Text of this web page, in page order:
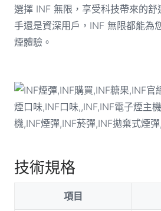
選擇 INF 無限，享受科技帶來的
手還是資深用戶，INF 無限都能為
煙體驗。
技術規格
項目